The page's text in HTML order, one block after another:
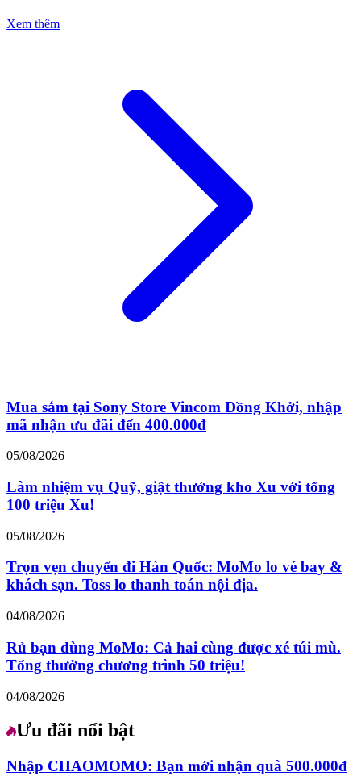
Xem thêm
Mua sắm tại Sony Store Vincom Đồng Khởi, nhập
mã nhận ưu đãi đến 400.000đ
05/08/2026
Làm nhiệm vụ Quỹ, giật thưởng kho Xu với tổng
100 triệu Xu!
05/08/2026
Trọn vẹn chuyến đi Hàn Quốc: MoMo lo vé bay &
khách sạn. Toss lo thanh toán nội địa.
04/08/2026
Rủ bạn dùng MoMo: Cả hai cùng được xé túi mù.
Tổng thưởng chương trình 50 triệu!
04/08/2026
Ưu đãi nổi bật
Nhập CHAOMOMO: Bạn mới nhận quà 500.000đ